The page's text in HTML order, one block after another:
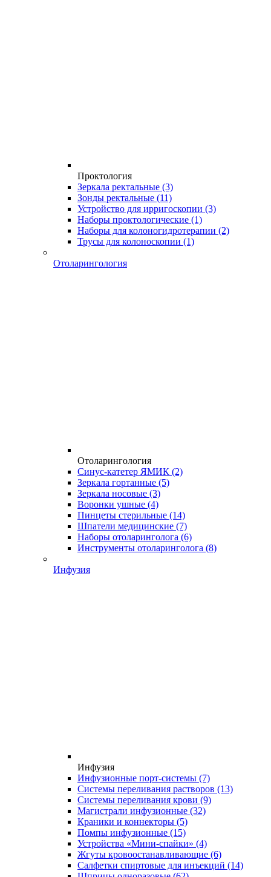
Проктология
Зеркала ректальные (3)
Зонды ректальные (11)
Устройство для ирригоскопии (3)
Наборы проктологические (1)
Наборы для колоногидротерапии (2)
Трусы для колоноскопии (1)
Отоларингология
Отоларингология
Синус-катетер ЯМИК (2)
Зеркала гортанные (5)
Зеркала носовые (3)
Воронки ушные (4)
Пинцеты стерильные (14)
Шпатели медицинские (7)
Наборы отоларинголога (6)
Инструменты отоларинголога (8)
Инфузия
Инфузия
Инфузионные порт-системы (7)
Системы переливания растворов (13)
Системы переливания крови (9)
Магистрали инфузионные (32)
Краники и коннекторы (5)
Помпы инфузионные (15)
Устройства «Мини-спайки» (4)
Жгуты кровоостанавливающие (6)
Салфетки спиртовые для инъекций (14)